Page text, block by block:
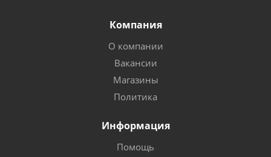
Компания
О компании
Вакансии
Магазины
Политика
Информация
Помощь